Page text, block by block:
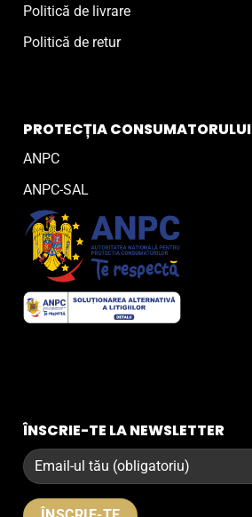
Politică de livrare
Politică de retur
PROTECȚIA CONSUMATORULUI
ANPC
ANPC-SAL
ÎNSCRIE-TE LA NEWSLETTER